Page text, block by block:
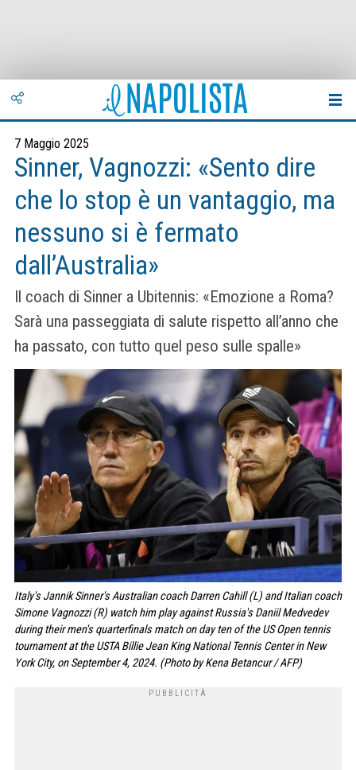
7 Maggio 2025
Sinner, Vagnozzi: «Sento dire
che lo stop è un vantaggio, ma
nessuno si è fermato
dall’Australia»
Il coach di Sinner a Ubitennis: «Emozione a Roma?
Sarà una passeggiata di salute rispetto all’anno che
ha passato, con tutto quel peso sulle spalle»
Italy's Jannik Sinner's Australian coach Darren Cahill (L) and Italian coach
Simone Vagnozzi (R) watch him play against Russia's Daniil Medvedev
during their men's quarterfinals match on day ten of the US Open tennis
tournament at the USTA Billie Jean King National Tennis Center in New
York City, on September 4, 2024. (Photo by Kena Betancur / AFP)